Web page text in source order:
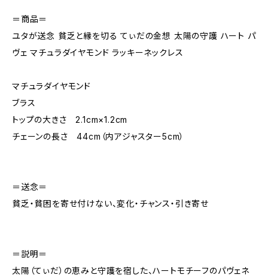
＝商品＝
ユタが送念 貧乏と縁を切る てぃだの金想 太陽の守護 ハート パ
ヴェ マチュラダイヤモンド ラッキーネックレス
マチュラダイヤモンド
ブラス
トップの大きさ 2.1cm×1.2cm
チェーンの長さ 44cm（内アジャスター5cm）
＝送念＝
貧乏・貧困を寄せ付けない、変化・チャンス・引き寄せ
＝説明＝
太陽（てぃだ）の恵みと守護を宿した、ハートモチーフのパヴェネ